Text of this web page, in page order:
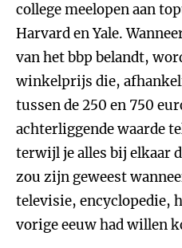
college meelopen aan
Harvard en Yale.
van het bbp belandt,
winkelprijs die,
tussen de 250 en 750
achterliggende waarde
terwijl je alles bij elkaar
zou zijn geweest
televisie, encyclopedie,
vorige eeuw had willen